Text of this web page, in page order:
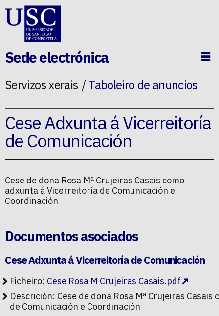
Ir ao contido da p�xina
Sede electrónica
Servizos xerais Taboleiro de anuncios
Cese Adxunta á Vicerreitoría
de Comunicación
Cese de dona Rosa Mª Crujeiras Casais como
adxunta á Vicerreitoría de Comunicación e
Coordinación
Documentos asociados
Cese Adxunta á Vicerreitoría de Comunicación
Ficheiro: Cese Rosa M Crujeiras Casais.pdf
Descrición: Cese de dona Rosa Mª Crujeiras
de Comunicación e Coordinación